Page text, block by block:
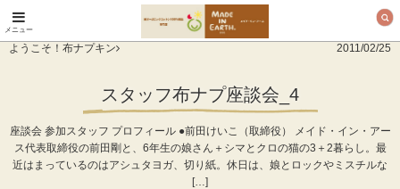
オーガニックコットン
メニュー
ようこそ！布ナプキン 2011/02/25
スタッフ布ナプ座談会_4
座談会 参加スタッフ プロフィール ●前田けいこ（取締役） メイド・イン・アー
ス代表取締役の前田剛と、6年生の娘さん＋シマとクロの猫の3＋2暮らし。最
近はまっているのはアシュタヨガ、切り紙。休日は、娘とロックやミスチルな
[…]